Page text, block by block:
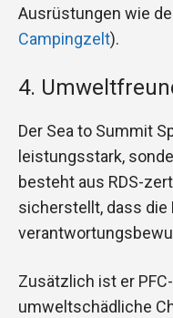
Ausrüstungen wie
Campingzelt).
4.
Der Sea to Summit
leistungsstark,
besteht aus RDS-
sicherstellt, dass die
Zusätzlich ist er
umweltschädliche